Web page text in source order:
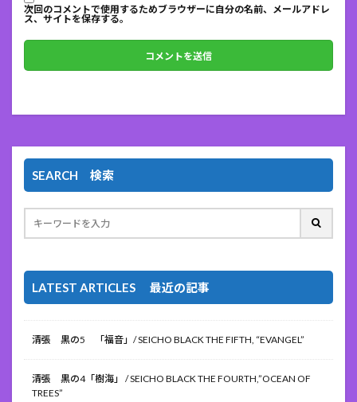
次回のコメントで使用するためブラウザーに自分の名前、メールアドレ
ス、サイトを保存する。
SEARCH 検索
LATEST ARTICLES 最近の記事
清張 黒の5 「福音」/ SEICHO BLACK THE FIFTH, “EVANGEL”
清張 黒の4「樹海」 / SEICHO BLACK THE FOURTH,”OCEAN OF
TREES”